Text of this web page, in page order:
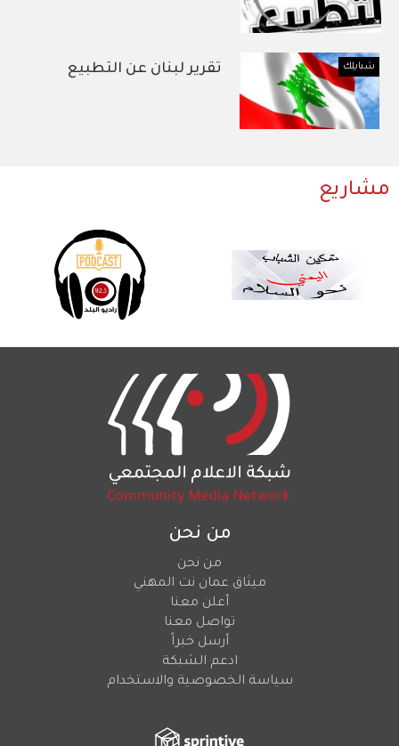
شبابلِك تقرير لبنان عن التطبيع
مشاريع
من نحن
من نحن
ميثاق عمان نت المهني
أعلن معنا
تواصل معنا
أرسل خبراً
ادعم الشبكة
سياسة الخصوصية والاستخدام